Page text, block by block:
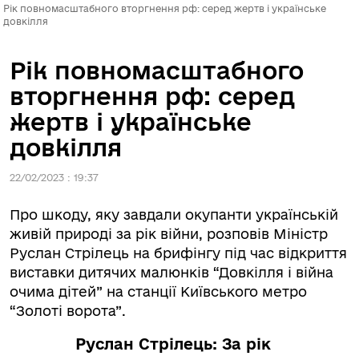
Рік повномасштабного вторгнення рф: серед жертв і українське
довкілля
Рік повномасштабного
вторгнення рф: серед
жертв і українське
довкілля
22/02/2023 : 19:37
Про шкоду, яку завдали окупанти українській
живій природі за рік війни, розповів Міністр
Руслан Стрілець на брифінгу під час відкриття
виставки дитячих малюнків “Довкілля і війна
очима дітей” на станції Київського метро
“Золоті ворота”.
Руслан Стрілець: За рік